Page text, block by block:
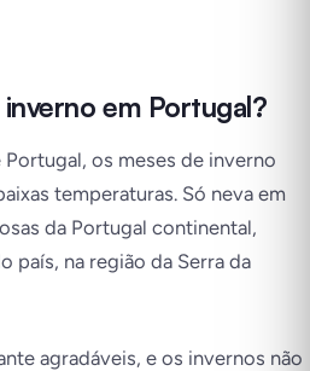
em Portugal?
os meses de inverno
temperaturas. Só neva em
da Portugal continental,
país, na região da Serra da
agradáveis, e os invernos não